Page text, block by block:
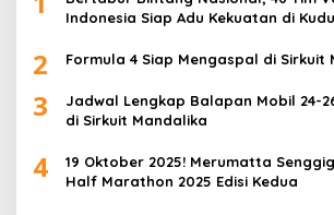
Indonesia Siap Adu Kekuatan di
2 Formula 4 Siap Mengaspal di Sirkuit
3
Jadwal Lengkap Balapan Mobil 24-
di Sirkuit Mandalika
4
19 Oktober 2025! Merumatta
Half Marathon 2025 Edisi Kedua